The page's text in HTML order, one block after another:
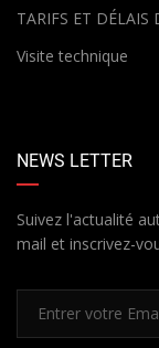
TARIFS ET DÉLAIS
Visite technique
NEWS LETTER
Suivez l'actualité
mail et inscrivez-